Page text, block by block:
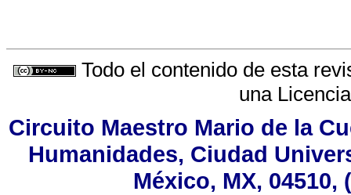
Todo el contenido de esta
una
Circuito Maestro Mario de la
Humanidades, Ciudad
México, MX, 04510,